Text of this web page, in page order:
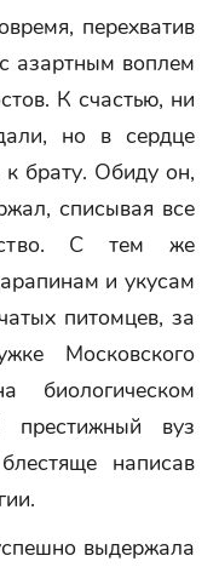
перехватив
азартным воплем
К счастью, ни
но в сердце
брату. Обиду он,
списывая все
С тем же
и укусам
питомцев, за
Московского
вуз
написав
выдержала